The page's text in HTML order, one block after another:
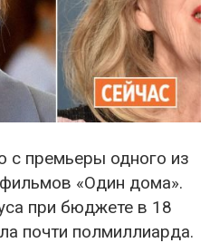
с премьеры одного из
«Один дома».
при бюджете в 18
почти полмиллиарда.